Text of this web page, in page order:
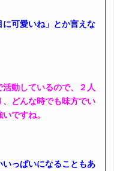
可愛いね」とか言えな
動しているので、２人
どんな時でも味方でい
ですね。
っぱいになることもあ